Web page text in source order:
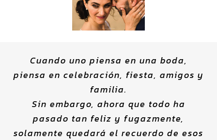
Cuando uno piensa en una boda,
piensa en celebración, fiesta, amigos y
familia.
Sin embargo, ahora que todo ha
pasado tan feliz y fugazmente,
solamente quedará el recuerdo de esos